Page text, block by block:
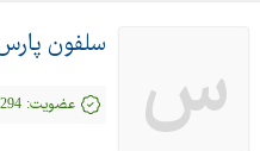
س سلفون
عضویت: 2294